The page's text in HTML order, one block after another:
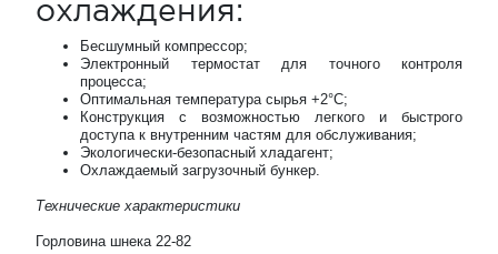
охлаждения:
Бесшумный компрессор;
Электронный термостат для точного контроля
процесса;
Оптимальная температура сырья +2°С;
Конструкция с возможностью легкого и быстрого
доступа к внутренним частям для обслуживания;
Экологически-безопасный хладагент;
Охлаждаемый загрузочный бункер.
Технические характеристики
Горловина шнека 22-82